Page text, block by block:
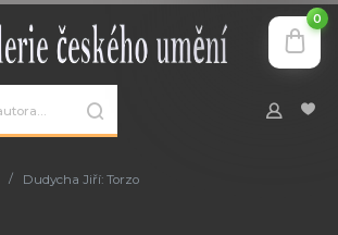
0
Dudycha Jiří: Torzo